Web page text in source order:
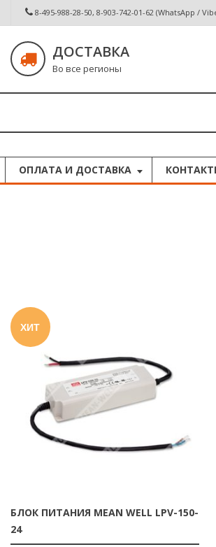
8-495-988-28-50, 8-903-742-01-62 (WhatsApp /
ДОСТАВКА
Во все регионы
ОПЛАТА И ДОСТАВКА
ХИТ
БЛОК ПИТАНИЯ MEAN WELL LPV-150-
24